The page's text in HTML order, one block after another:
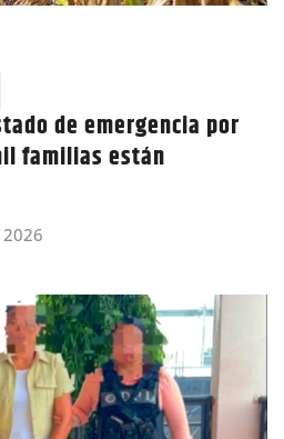
de emergencia por
familias están